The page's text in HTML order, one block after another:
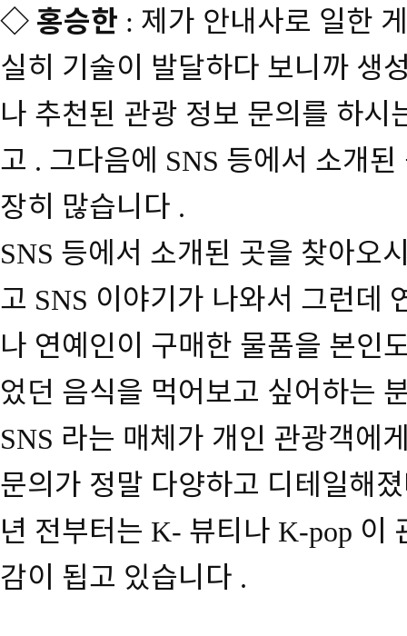
◇ 홍승한 : 제가 안내사로 일한
실히 기술이 발달하다 보니까 생
나 추천된 관광 정보 문의를 하시
고 . 그다음에 SNS 등에서 소개
장히 많습니다 .
SNS 등에서 소개된 곳을 찾아오
고 SNS 이야기가 나와서 그런데
나 연예인이 구매한 물품을 본인
었던 음식을 먹어보고 싶어하는
SNS 라는 매체가 개인 관광객에
문의가 정말 다양하고 디테일해
년 전부터는 K- 뷰티나 K-pop 이
감이 됩고 있습니다 .